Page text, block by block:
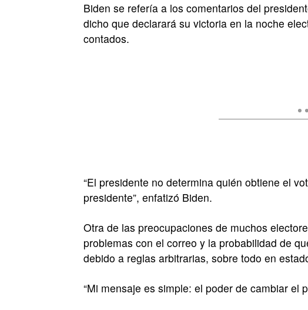
Biden se refería a los comentarios del
dicho que declarará su victoria en la noche
contados.
“El presidente no determina quién obtiene el
presidente”, enfatizó Biden.
Otra de las preocupaciones de muchos
problemas con el correo y la probabilidad de
debido a reglas arbitrarias, sobre todo en
“Mi mensaje es simple: el poder de cambiar el